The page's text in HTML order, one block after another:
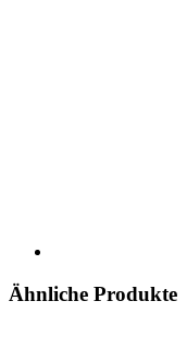
Ähnliche Produkte